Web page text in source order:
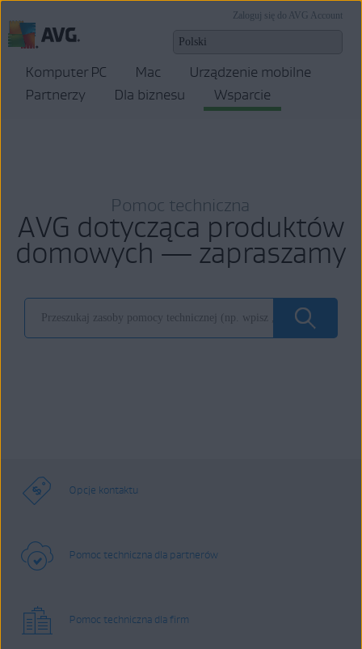
Zaloguj się do AVG Account
Komputer PC Mac
Urządzenie mobilne
Partnerzy
Dla biznesu Wsparcie
Pomoc techniczna
AVG dotycząca produktów
domowych — zapraszamy
Opcje kontaktu
Pomoc techniczna dla partnerów
Pomoc techniczna dla firm